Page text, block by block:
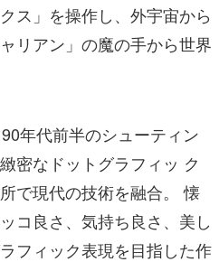
ス」を操作し、外宇宙から
リアン」の魔の手から世界
年代前半のシューティン
密なドットグラフィッ ク
で現代の技術を融合。 懐
コ良さ、気持ち良さ、美し
フィック表現を目指した作